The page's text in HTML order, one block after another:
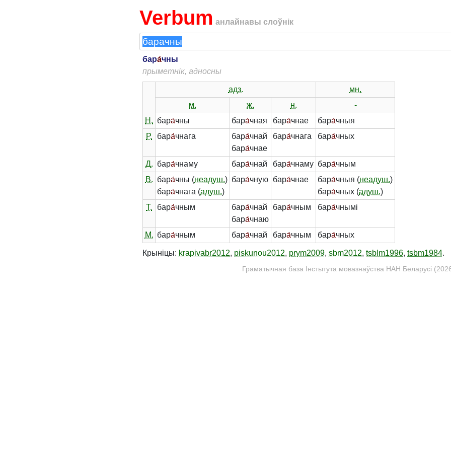
Verbum анлайнавы слоўнік
бара́чны
прыметнік, адносны
адз.
мн.
м.
ж. н.
-
Н. бара́чны бара́чная бара́чнае бара́чныя
Р.
бара́чнага бара́чнай
бара́чнае
бара́чнага бара́чных
Д. бара́чнаму бара́чнай бара́чнаму бара́чным
В. бара́чны (неадуш.)
бара́чнага (адуш.)
бара́чную бара́чнае бара́чныя (неадуш.)
бара́чных (адуш.)
Т.
бара́чным бара́чнай
бара́чнаю
бара́чным бара́чнымі
М. бара́чным бара́чнай бара́чным бара́чных
Крыніцы: krapivabr2012, piskunou2012, prym2009, sbm2012, tsblm1996, tsbm1984.
Граматычная база Інстытута мовазнаўства НАН Беларусі